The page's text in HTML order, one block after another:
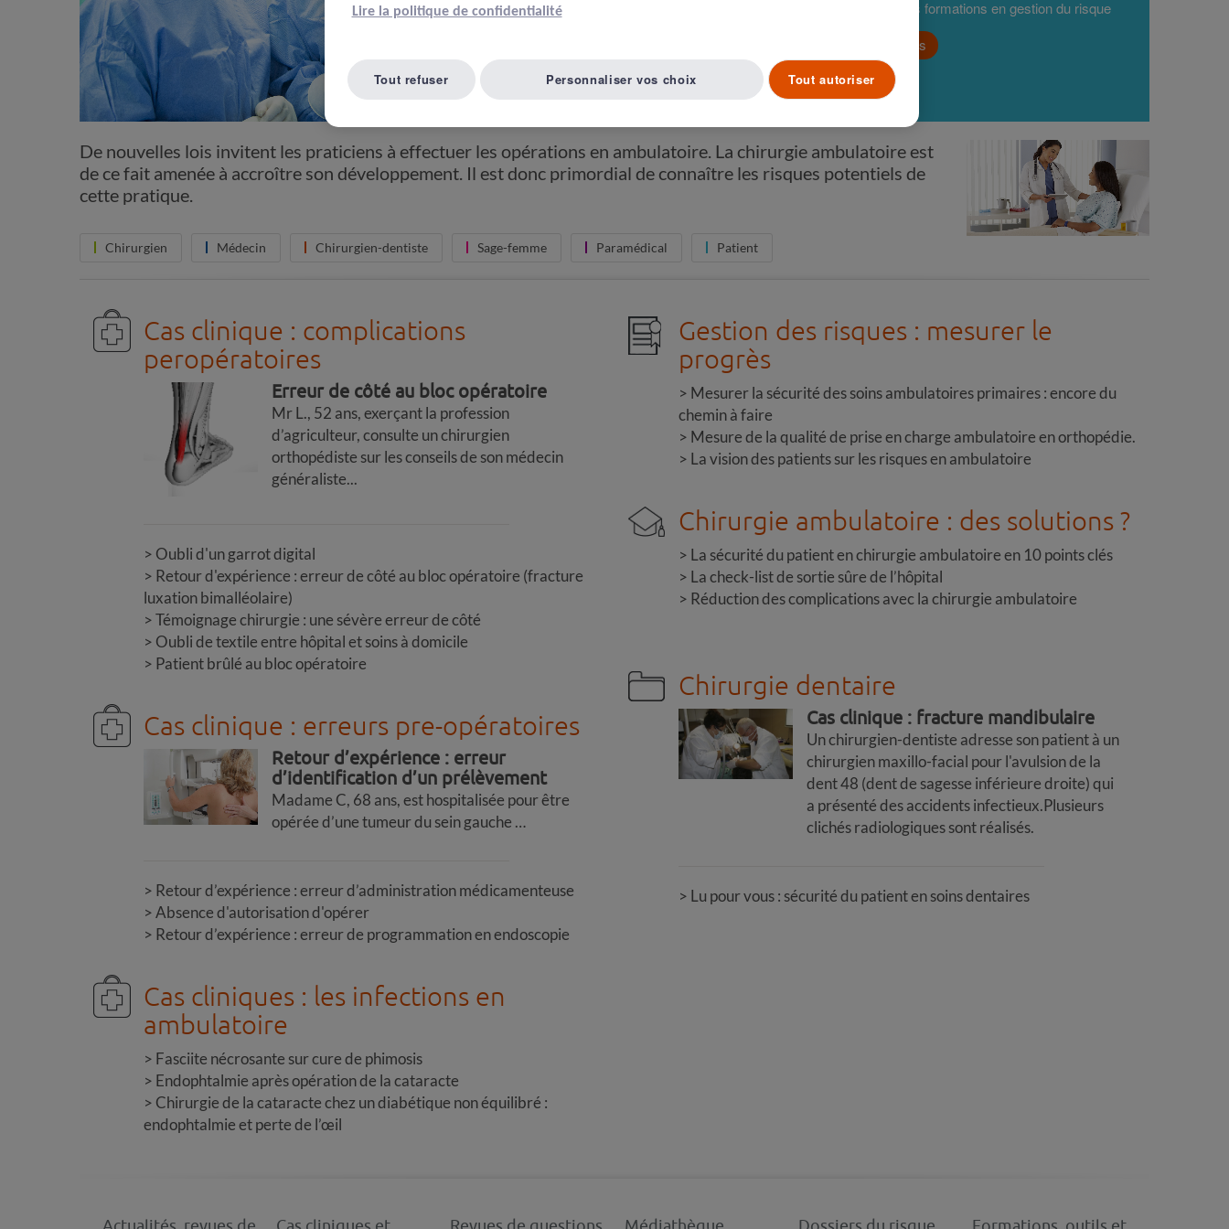
Découvrez nos formations en gestion du risque
En savoir plus
De nouvelles lois invitent les praticiens à effectuer les opérations en ambulatoire. La chirurgie ambulatoire est
de ce fait amenée à accroître son développement. Il est donc primordial de connaître les risques potentiels de
cette pratique.
Chirurgien Médecin Chirurgien-dentiste Sage-femme Paramédical Patient
Cas clinique : complications
peropératoires
Erreur de côté au bloc opératoire
Mr L., 52 ans, exerçant la profession
d’agriculteur, consulte un chirurgien
orthopédiste sur les conseils de son médecin
généraliste...
Oubli d'un garrot digital
Retour d'expérience : erreur de côté au bloc opératoire (fracture
luxation bimalléolaire)
Témoignage chirurgie : une sévère erreur de côté
Oubli de textile entre hôpital et soins à domicile
Patient brûlé au bloc opératoire
Cas clinique : erreurs pre-opératoires
Retour d’expérience : erreur
d’identification d’un prélèvement
Madame C, 68 ans, est hospitalisée pour être
opérée d’une tumeur du sein gauche …
Retour d’expérience : erreur d’administration médicamenteuse
Absence d'autorisation d'opérer
Retour d’expérience : erreur de programmation en endoscopie
Cas cliniques : les infections en
ambulatoire
Fasciite nécrosante sur cure de phimosis
Endophtalmie après opération de la cataracte
Chirurgie de la cataracte chez un diabétique non équilibré :
endophtalmie et perte de l’œil
Gestion des risques : mesurer le
progrès
Mesurer la sécurité des soins ambulatoires primaires : encore du
chemin à faire
Mesure de la qualité de prise en charge ambulatoire en orthopédie.
La vision des patients sur les risques en ambulatoire
Chirurgie ambulatoire : des solutions ?
La sécurité du patient en chirurgie ambulatoire en 10 points clés
La check-list de sortie sûre de l’hôpital
Réduction des complications avec la chirurgie ambulatoire
Chirurgie dentaire
Cas clinique : fracture mandibulaire
Un chirurgien-dentiste adresse son patient à un
chirurgien maxillo-facial pour l'avulsion de la
dent 48 (dent de sagesse inférieure droite) qui
a présenté des accidents infectieux.Plusieurs
clichés radiologiques sont réalisés.
Lu pour vous : sécurité du patient en soins dentaires
Lire la politique de confidentialité
Tout refuser Tout autoriser
Personnaliser vos choix